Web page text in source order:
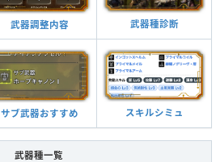
武器調整内容 武器種診断
サブ武器おすすめ スキルシミュ
武器種一覧